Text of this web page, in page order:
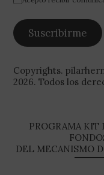
Copyrights.
2026. Todos los
PROGRAMA KIT
DEL MECANISMO